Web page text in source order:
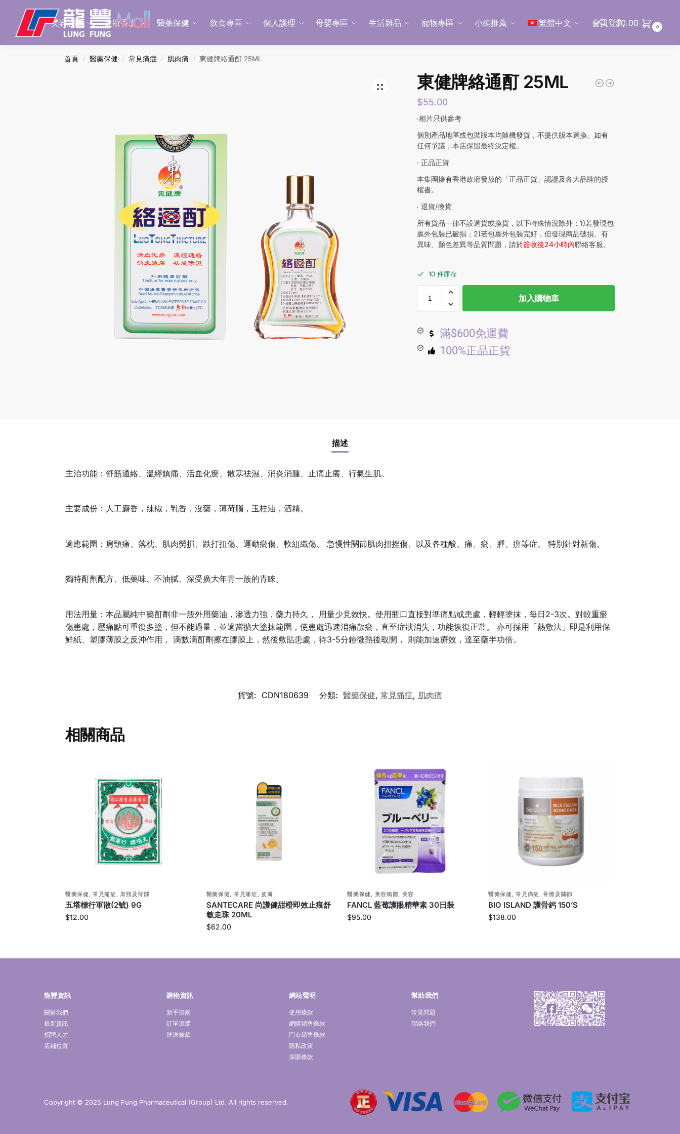
美容護膚 美妝香水 醫藥保健 飲食專區 個人護理 母嬰專區 生活雜品 寵物專區 小編推薦 繁體中文 會員登入
Search
$0.00 0
首頁 / 醫藥保健 / 常見痛症 / 肌肉痛 / 東健牌絡通酊 25ML
東健牌絡通酊 25ML
$55.00
‧相片只供參考
個別產品地區或包裝版本均隨機發貨，不提供版本退換。如有
任何爭議，本店保留最終決定權。
‧ 正品正貨
本集團擁有香港政府發放的「正品正貨」認證及各大品牌的授
權書。
‧ 退貨/換貨
所有貨品一律不設退貨或換貨，以下特殊情況除外：1)若發現包
裹外包裝已破損；2)若包裹外包裝完好，但發現商品破損、有
異味、顏色差異等品質問題，請於簽收後24小時內聯絡客服。
10 件庫存
加入購物車
滿$600免運費
100%正品正貨
描述
主治功能：舒筋通絡、溫經鎮痛、活血化瘀、散寒祛濕、消炎消腫、止痛止癢、行氣生肌。
主要成份：人工麝香，辣椒，乳香，沒藥，薄荷腦，玉桂油，酒精。
適應範圍：肩頸痛、落枕、肌肉勞損、跌打扭傷、運動瘀傷、軟組織傷、 急慢性關節肌肉扭挫傷、以及各種酸、痛、瘀、腫、痹等症、 特別針對新傷。
獨特酊劑配方、低藥味、不油膩、深受廣大年青一族的青睞。
用法用量：本品屬純中藥酊劑非一般外用藥油，滲透力強，藥力持久， 用量少見效快。使用瓶口直接對準痛點或患處，輕輕塗抹，每日2-3次。對較重瘀
傷患處，壓痛點可重復多塗，但不能過量，並適當擴大塗抹範圍，使患處迅速消痛散瘀，直至症狀消失，功能恢復正常。 亦可採用「熱敷法」即是利用保
鮮紙、塑膠薄膜之反沖作用， 滴數滴酊劑擦在膠膜上，然後敷貼患處，待3-5分鐘微熱後取開， 則能加速療效，達至藥半功倍。
貨號: CDN180639 分類: 醫藥保健, 常見痛症, 肌肉痛
相關商品
醫藥保健 ,常見痛症 肩頸及背部
五塔標行軍散(2號) 9G
$12.00
醫藥保健 常見痛症 皮膚
SANTECARE 尚護健甜橙即效止痕舒
敏走珠 20ML
$62.00
醫藥保健 美容纖體 美容
FANCL 藍莓護眼精華素 30日裝
$95.00
醫藥保健 ,常見痛症 ,骨骼及關節
BIO ISLAND 護骨鈣 150’S
$138.00
龍豐資訊
關於我們
最新資訊
招聘人才
店鋪位置
購物資訊
新手指南
訂單追蹤
運送條款
網站聲明
使用條款
網購銷售條款
門市銷售條款
隱私政策
採購條款
幫助我們
常見問題
聯絡我們
Copyright © 2025 Lung Fung Pharmaceutical (Group) Ltd. All rights reserved.